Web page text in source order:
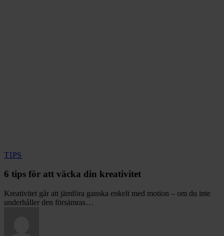
TIPS
för
väcka
din
6 tips för att väcka din kreativitet
Kreativitet går att jämföra ganska enkelt med motion – om du inte
underhåller den försämras…